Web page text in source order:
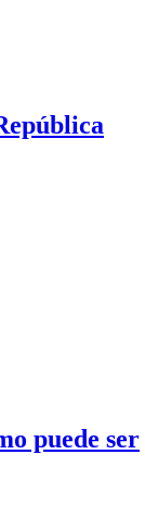
puede ser